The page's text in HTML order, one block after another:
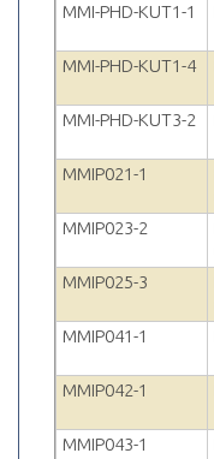
MMI-PHD-KUT1-1
MMI-PHD-KUT1-4
MMI-PHD-KUT3-2
MMIP021-1
MMIP023-2
MMIP025-3
MMIP041-1
MMIP042-1
MMIP043-1